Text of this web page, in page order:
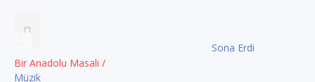
Bir Anadolu Masalı /
Müzik
Sona Erdi